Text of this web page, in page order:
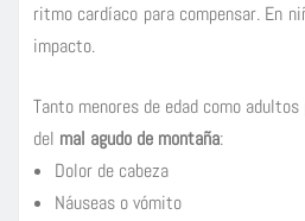
ritmo cardíaco para compensar. En
impacto.
Tanto menores de edad como
del mal agudo de montaña:
Dolor de cabeza
Náuseas o vómito